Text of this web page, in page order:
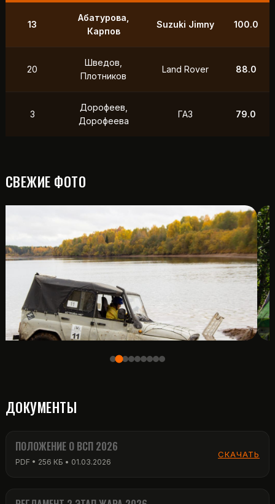
Маслов, Ходько
Петухов
Фердман
ПОЛОЖЕНИЕ О ВСП 2026